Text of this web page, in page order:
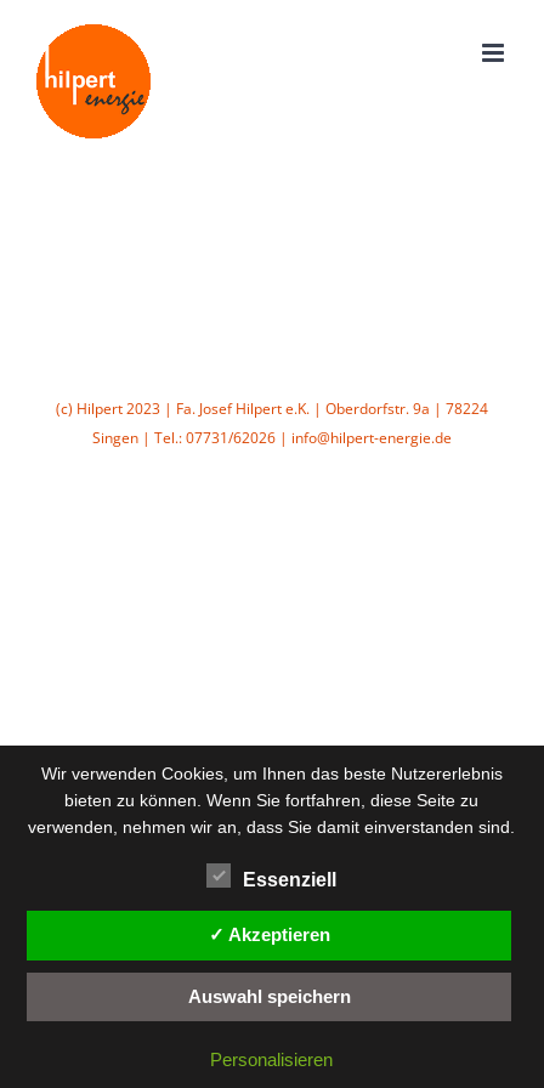
Inhalt
springen
(c) Hilpert 2023 | Fa. Josef Hilpert e.K. | Oberdorfstr. 9a | 78224
Singen | Tel.: 07731/62026 | info@hilpert-energie.de
Wir verwenden Cookies, um Ihnen das beste Nutzererlebnis
bieten zu können. Wenn Sie fortfahren, diese Seite zu
verwenden, nehmen wir an, dass Sie damit einverstanden sind.
Essenziell
✓ Akzeptieren
Auswahl speichern
Personalisieren